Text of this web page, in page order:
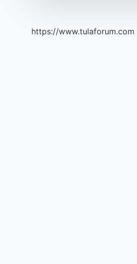
https://www.tulaforum.com